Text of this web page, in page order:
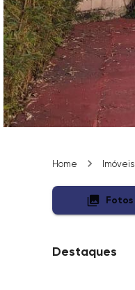
Home Imóveis
Fotos
Destaques